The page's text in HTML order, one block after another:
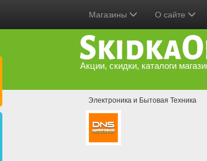
Магазины О сайте
Акции, скидки, каталоги
Электроника и Бытовая Техника